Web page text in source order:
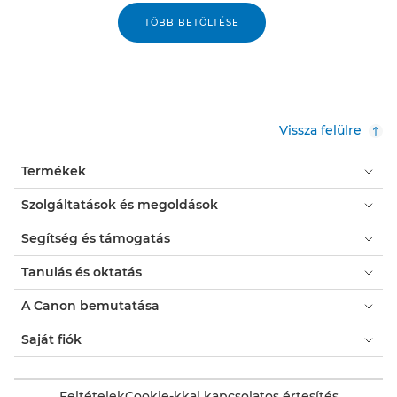
TÖBB BETÖLTÉSE
Vissza felülre
Termékek
Szolgáltatások és megoldások
Segítség és támogatás
Tanulás és oktatás
A Canon bemutatása
Saját fiók